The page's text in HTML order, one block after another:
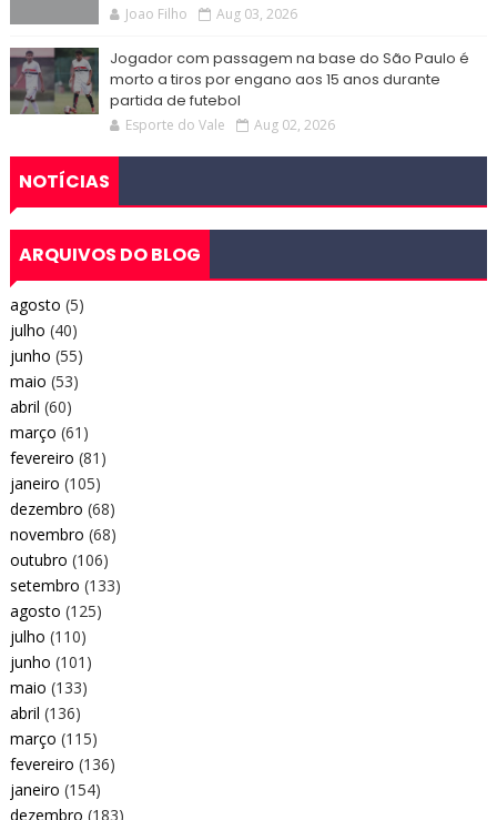
Joao Filho Aug 03, 2026
Jogador com passagem na base do São Paulo é
morto a tiros por engano aos 15 anos durante
partida de futebol
Esporte do Vale Aug 02, 2026
NOTÍCIAS
ARQUIVOS DO BLOG
agosto (5)
julho (40)
junho (55)
maio (53)
abril (60)
março (61)
fevereiro (81)
janeiro (105)
dezembro (68)
novembro (68)
outubro (106)
setembro (133)
agosto (125)
julho (110)
junho (101)
maio (133)
abril (136)
março (115)
fevereiro (136)
janeiro (154)
dezembro (183)